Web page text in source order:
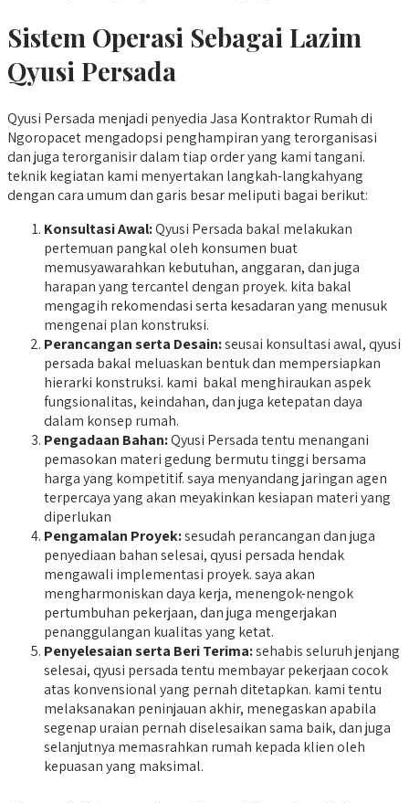
Sistem Operasi Sebagai Lazim
Qyusi Persada
Qyusi Persada menjadi penyedia Jasa Kontraktor Rumah di
Ngoropacet mengadopsi penghampiran yang terorganisasi
dan juga terorganisir dalam tiap order yang kami tangani.
teknik kegiatan kami menyertakan langkah-langkahyang
dengan cara umum dan garis besar meliputi bagai berikut:
Konsultasi Awal:Qyusi Persada bakal melakukan
pertemuan pangkal oleh konsumen buat
memusyawarahkan kebutuhan, anggaran, dan juga
harapan yang tercantel dengan proyek. kita bakal
mengagih rekomendasi serta kesadaran yang menusuk
mengenai plan konstruksi.
Perancangan serta Desain:seusai konsultasi awal, qyusi
persada bakal meluaskan bentuk dan mempersiapkan
hierarki konstruksi. kami bakal menghiraukan aspek
fungsionalitas, keindahan, dan juga ketepatan daya
dalam konsep rumah.
Pengadaan Bahan:Qyusi Persada tentu menangani
pemasokan materi gedung bermutu tinggi bersama
harga yang kompetitif. saya menyandang jaringan agen
terpercaya yang akan meyakinkan kesiapan materi yang
diperlukan
Pengamalan Proyek:sesudah perancangan dan juga
penyediaan bahan selesai, qyusi persada hendak
mengawali implementasi proyek. saya akan
mengharmoniskan daya kerja, menengok-nengok
pertumbuhan pekerjaan, dan juga mengerjakan
penanggulangan kualitas yang ketat.
Penyelesaian serta Beri Terima:sehabis seluruh jenjang
selesai, qyusi persada tentu membayar pekerjaan cocok
atas konvensional yang pernah ditetapkan. kami tentu
melaksanakan peninjauan akhir, menegaskan apabila
segenap uraian pernah diselesaikan sama baik, dan juga
selanjutnya memasrahkan rumah kepada klien oleh
kepuasan yang maksimal.